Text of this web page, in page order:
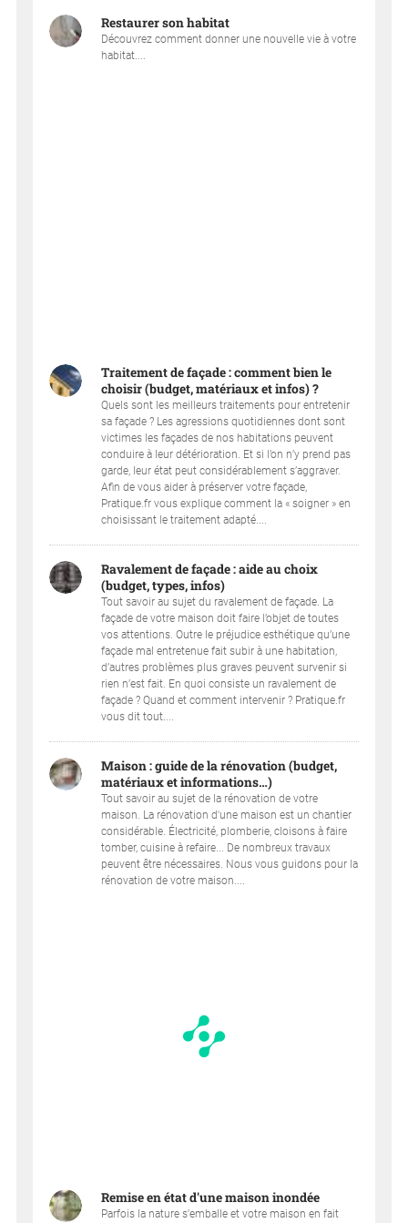
Restaurer son habitat
Découvrez comment donner une nouvelle vie à votre
habitat....
Traitement de façade : comment bien le
choisir (budget, matériaux et infos) ?
Quels sont les meilleurs traitements pour entretenir
sa façade ? Les agressions quotidiennes dont sont
victimes les façades de nos habitations peuvent
conduire à leur détérioration. Et si l’on n’y prend pas
garde, leur état peut considérablement s’aggraver.
Afin de vous aider à préserver votre façade,
Pratique.fr vous explique comment la « soigner » en
choisissant le traitement adapté....
Ravalement de façade : aide au choix
(budget, types, infos)
Tout savoir au sujet du ravalement de façade. La
façade de votre maison doit faire l’objet de toutes
vos attentions. Outre le préjudice esthétique qu’une
façade mal entretenue fait subir à une habitation,
d’autres problèmes plus graves peuvent survenir si
rien n’est fait. En quoi consiste un ravalement de
façade ? Quand et comment intervenir ? Pratique.fr
vous dit tout....
Maison : guide de la rénovation (budget,
matériaux et informations…)
Tout savoir au sujet de la rénovation de votre
maison. La rénovation d'une maison est un chantier
considérable. Électricité, plomberie, cloisons à faire
tomber, cuisine à refaire... De nombreux travaux
peuvent être nécessaires. Nous vous guidons pour la
rénovation de votre maison....
Remise en état d'une maison inondée
Parfois la nature s’emballe et votre maison en fait